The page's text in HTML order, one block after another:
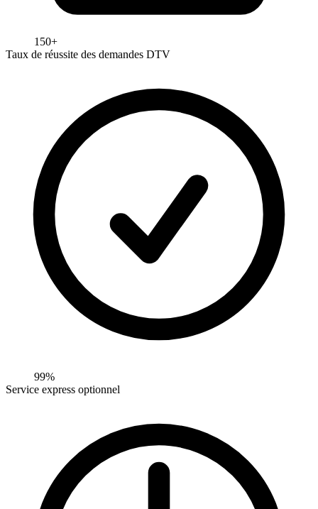
150+
Taux de réussite des demandes DTV
99%
Service express optionnel